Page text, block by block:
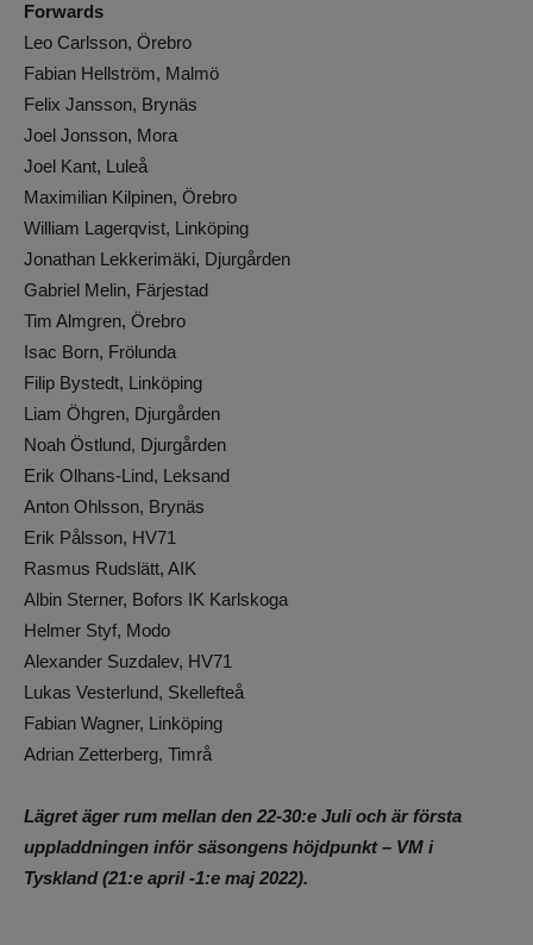
Forwards
Leo Carlsson, Örebro
Fabian Hellström, Malmö
Felix Jansson, Brynäs
Joel Jonsson, Mora
Joel Kant, Luleå
Maximilian Kilpinen, Örebro
William Lagerqvist, Linköping
Jonathan Lekkerimäki, Djurgården
Gabriel Melin, Färjestad
Tim Almgren, Örebro
Isac Born, Frölunda
Filip Bystedt, Linköping
Liam Öhgren, Djurgården
Noah Östlund, Djurgården
Erik Olhans-Lind, Leksand
Anton Ohlsson, Brynäs
Erik Pålsson, HV71
Rasmus Rudslätt, AIK
Albin Sterner, Bofors IK Karlskoga
Helmer Styf, Modo
Alexander Suzdalev, HV71
Lukas Vesterlund, Skellefteå
Fabian Wagner, Linköping
Adrian Zetterberg, Timrå
Lägret äger rum mellan den 22-30:e Juli och är första
uppladdningen inför säsongens höjdpunkt – VM i
Tyskland (21:e april -1:e maj 2022).